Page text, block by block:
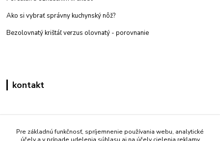
Ako si vybrať správny kuchynský nôž?
Bezolovnatý krištáľ verzus olovnatý - porovnanie
kontakt
+421 908 861 051
Pre základnú funkčnosť, spríjemnenie používania webu, analytické